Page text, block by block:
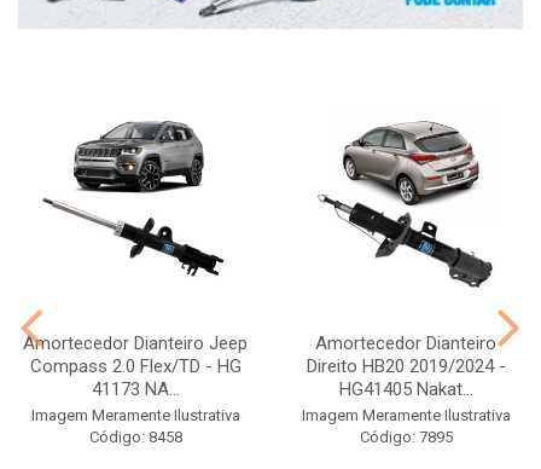
Amortecedor Dianteiro Jeep
Compass 2.0 Flex/TD - HG
41173 NA...
Imagem Meramente Ilustrativa
Código: 8458
Amortecedor Dianteiro
Direito HB20 2019/2024 -
HG41405 Nakat...
Imagem Meramente Ilustrativa
Código: 7895